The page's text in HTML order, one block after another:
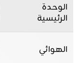
الوحدة
الرئيسية
الهوائي